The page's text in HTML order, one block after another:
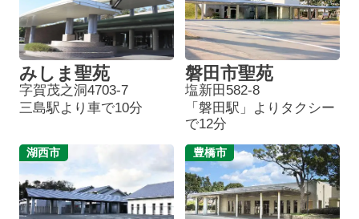
みしま聖苑
字賀茂之洞4703-7
三島駅より車で10分
磐田市聖苑
塩新田582-8
「磐田駅」よりタクシー
で12分
湖西市 豊橋市